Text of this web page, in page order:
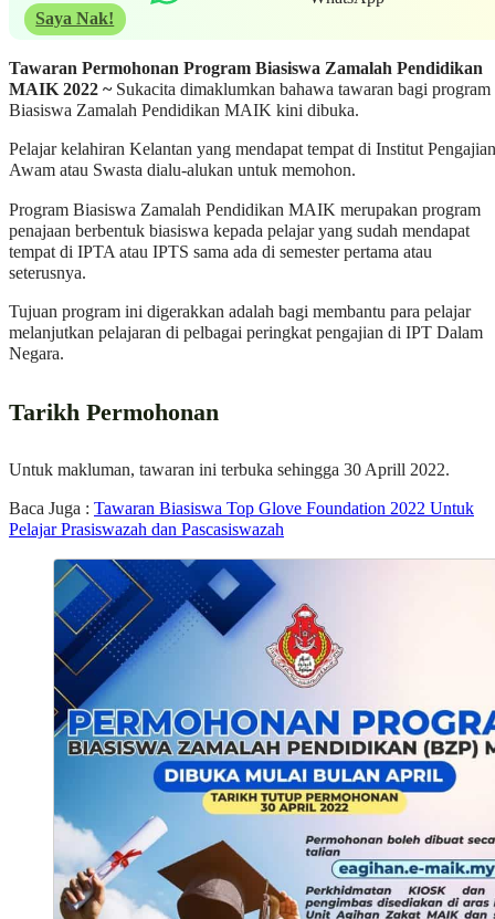
Saya Nak!
Tawaran Permohonan Program Biasiswa Zamalah Pendidikan
MAIK 2022 ~ Sukacita dimaklumkan bahawa tawaran bagi program
Biasiswa Zamalah Pendidikan MAIK kini dibuka.
Pelajar kelahiran Kelantan yang mendapat tempat di Institut Pengajian
Awam atau Swasta dialu-alukan untuk memohon.
Program Biasiswa Zamalah Pendidikan MAIK merupakan program
penajaan berbentuk biasiswa kepada pelajar yang sudah mendapat
tempat di IPTA atau IPTS sama ada di semester pertama atau
seterusnya.
Tujuan program ini digerakkan adalah bagi membantu para pelajar
melanjutkan pelajaran di pelbagai peringkat pengajian di IPT Dalam
Negara.
Tarikh Permohonan
Untuk makluman, tawaran ini terbuka sehingga 30 Aprill 2022.
Baca Juga : Tawaran Biasiswa Top Glove Foundation 2022 Untuk
Pelajar Prasiswazah dan Pascasiswazah